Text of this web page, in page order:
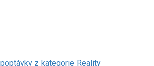
z kategorie Reality